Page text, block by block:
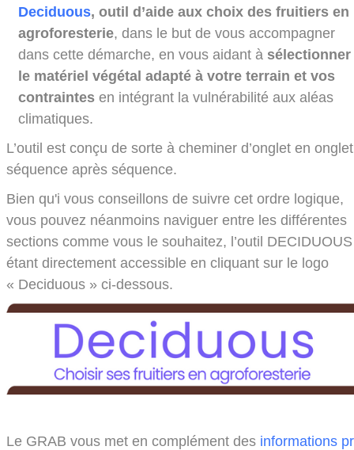
Deciduous, outil d’aide aux choix des fruitiers en
agroforesterie, dans le but de vous accompagner
dans cette démarche, en vous aidant à sélectionner
le matériel végétal adapté à votre terrain et vos
contraintesen intégrant la vulnérabilité aux aléas
climatiques.
L’outil est conçu de sorte à cheminer d’onglet en
séquence après séquence.
Bien qu'i vous conseillons de suivre cet ordre logique,
vous pouvez néanmoins naviguer entre les différentes
sections comme vous le souhaitez, l’outil DECIDUOUS
étant directement accessible en cliquant sur le logo
« Deciduous » ci-dessous.
Le GRAB vous met en complément des informations